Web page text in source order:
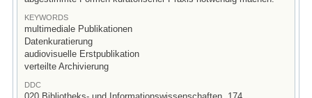
KEYWORDS
multimediale Publikationen
Datenkuratierung
audiovisuelle Erstpublikation
verteilte Archivierung
DDC